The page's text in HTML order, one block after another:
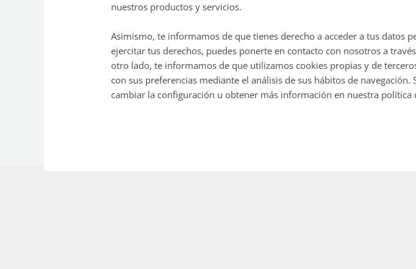
nuestros productos y servicios.
Asimismo, te informamos de que tienes derecho a acceder a tus datos
ejercitar tus derechos, puedes ponerte en contacto con nosotros a
otro lado, te informamos de que utilizamos cookies propias y de
con sus preferencias mediante el análisis de sus hábitos de
cambiar la configuración u obtener más información en nuestra política